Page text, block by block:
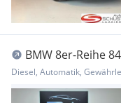
BMW 8er-Reihe
Paket
Diesel, Automatik,